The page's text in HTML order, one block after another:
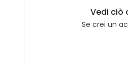
Vedi ciò
Se crei un